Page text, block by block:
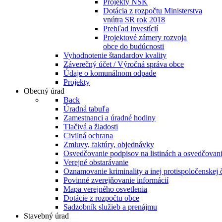
Projekty NSK
Dotácia z rozpočtu Ministerstva
vnútra SR rok 2018
Prehľad investícií
Projektové zámery rozvoja
obce do budúcnosti
Vyhodnotenie štandardov kvality
Záverečný účet / Výročná správa obce
Údaje o komunálnom odpade
Projekty
Obecný úrad
Back
Úradná tabuľa
Zamestnanci a úradné hodiny
Tlačivá a žiadosti
Civilná ochrana
Zmluvy, faktúry, objednávky
Osvedčovanie podpisov na listinách a
Verejné obstarávanie
Oznamovanie kriminality a inej protispoločenskej
Povinné zverejňovanie informácií
Mapa verejného osvetlenia
Dotácie z rozpočtu obce
Sadzobník služieb a prenájmu
Stavebný úrad